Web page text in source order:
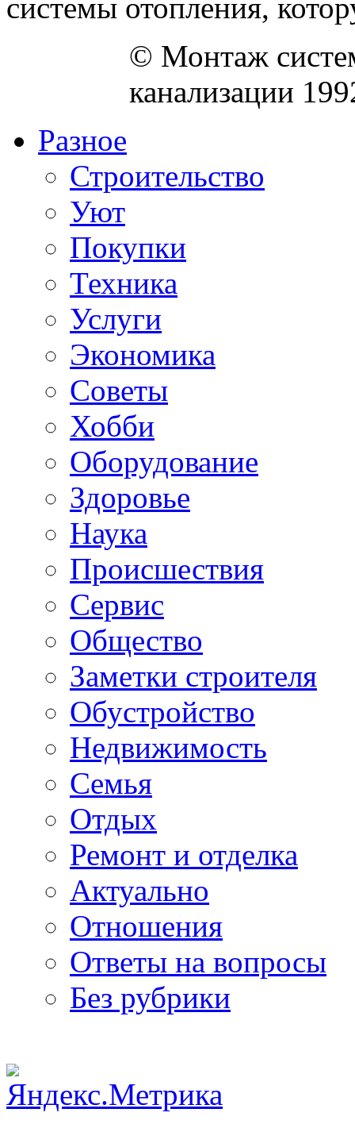
системы отопления,
© Монтаж
канализации
Разное
Строительство
Уют
Покупки
Техника
Услуги
Экономика
Советы
Хобби
Oборудование
Здоровье
Наука
Происшествия
Сервис
Общество
Заметки строителя
Обустройство
Недвижимость
Семья
Отдых
Ремонт и отделка
Актуально
Отношения
Ответы на вопросы
Без рубрики